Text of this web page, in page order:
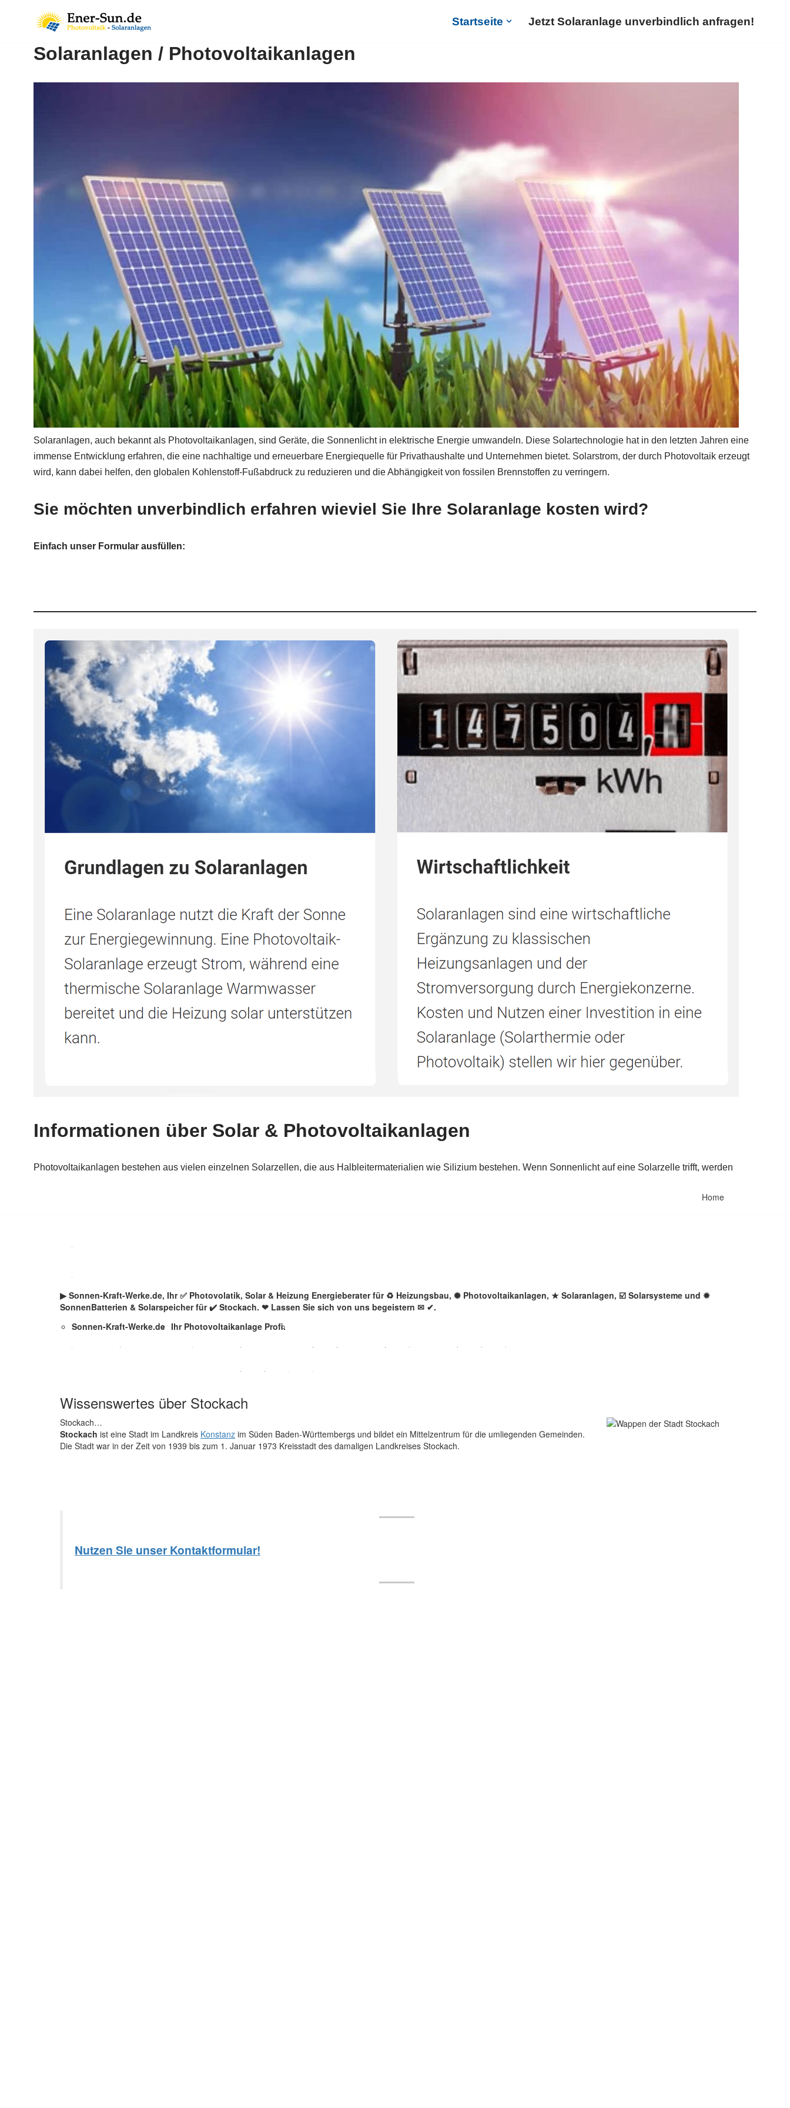
Home
▶︎ Sonnen-Kraft-Werke.de, Ihr ✅ Photovolatik, Solar & Heizung Energieberater für ♻ Heizungsbau, ✺ Photovoltaikanlagen, ★ Solaranlagen, ☑️ Solarsysteme und ✹
SonnenBatterien & Solarspeicher für ✔️ Stockach. ❤ Lassen Sie sich von uns begeistern ✉ ✔.
Sonnen-Kraft-Werke.de Ihr Photovoltaikanlage Profi.
Wissenswertes über Stockach
Stockach…
Stockach ist eine Stadt im Landkreis Konstanz im Süden Baden-Württembergs und bildet ein Mittelzentrum für die umliegenden Gemeinden.
Die Stadt war in der Zeit von 1939 bis zum 1. Januar 1973 Kreisstadt des damaligen Landkreises Stockach.
Nutzen Sie unser Kontaktformular!